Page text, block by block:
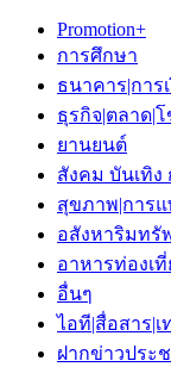
Promotion+
การศึกษา
ธนาคาร|การ
ธุรกิจ|ตลาด|
ยานยนต์
สังคม บันเทิง
สุขภาพ|การ
อสังหาริมทรั
อาหารท่องเ
อื่นๆ
ไอที|สื่อสาร|
ฝากข่าวประ